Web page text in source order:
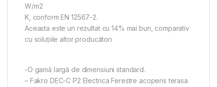
W/m2
K, conform EN 12567-2.
Aceasta este un rezultat cu 14% mai bun, comparativ
cu soluțiile altor producători
-O gamă largă de dimensiuni standard.
– Fakro DEC-C P2 Electrica Ferestre acoperis terasa